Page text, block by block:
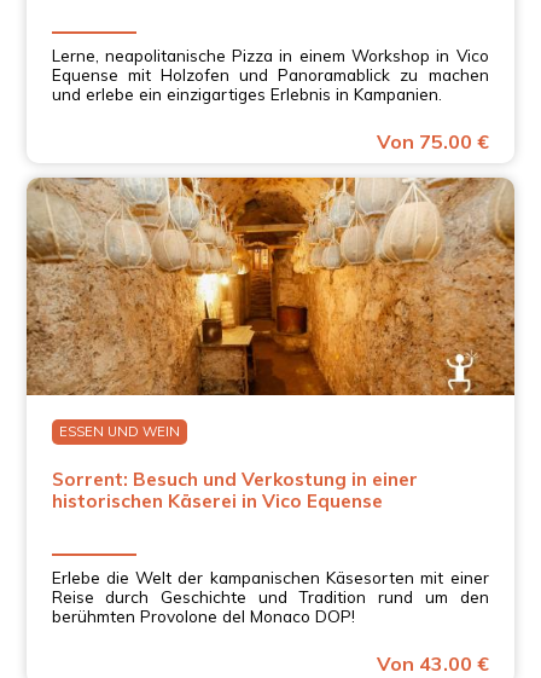
Lerne, neapolitanische Pizza in einem Workshop in Vico
Equense mit Holzofen und Panoramablick zu machen
und erlebe ein einzigartiges Erlebnis in Kampanien.
Von 75.00 €
ESSEN UND WEIN
Sorrent: Besuch und Verkostung in einer
historischen Käserei in Vico Equense
Erlebe die Welt der kampanischen Käsesorten mit einer
Reise durch Geschichte und Tradition rund um den
berühmten Provolone del Monaco DOP!
Von 43.00 €